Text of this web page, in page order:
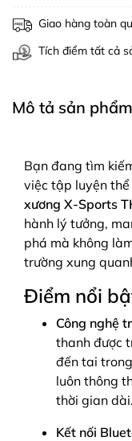
Giao hàng toàn
Tích điểm tất cả
Mô tả sản phẩm
Bạn đang tìm
việc tập luyện thể
xương X-Sports
hành lý tưởng,
phá mà không
trường xung
Điểm nổi
Công nghệ
thanh được
đến tai
luôn thông
thời gian dài.
Kết nối